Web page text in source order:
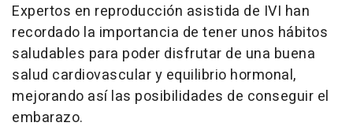
Expertos en reproducción asistida de IVI han
recordado la importancia de tener unos hábitos
saludables para poder disfrutar de una buena
salud cardiovascular y equilibrio hormonal,
mejorando así las posibilidades de conseguir el
embarazo.